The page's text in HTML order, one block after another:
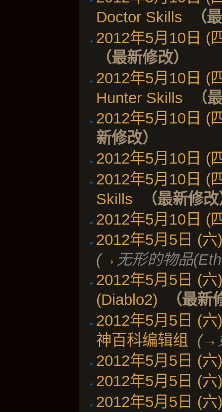
Doctor Skills
（
2012年5月10日 (
（最新修改）
2012年5月10日 (
Hunter Skills
（
2012年5月10日 (
新修改）
2012年5月10日 (
2012年5月10日 (
Skills
（最新修
2012年5月10日 (
2012年5月5日 (六
(→ 无形的物品
2012年5月5日 (六
(Diablo2)
（最新
2012年5月5日 (六
神百科编辑组
(→
2012年5月5日 (六
2012年5月5日 (六
2012年5月5日 (六